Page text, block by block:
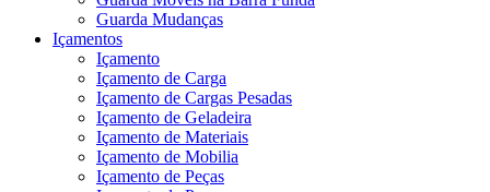
Guarda Mudanças
Içamentos
Içamento
Içamento de Carga
Içamento de Cargas Pesadas
Içamento de Geladeira
Içamento de Materiais
Içamento de Mobilia
Içamento de Peças